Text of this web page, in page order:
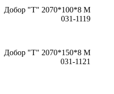
Добор "Т" 2070*100*8 М
031-1119
Добор "Т" 2070*150*8 М
031-1121